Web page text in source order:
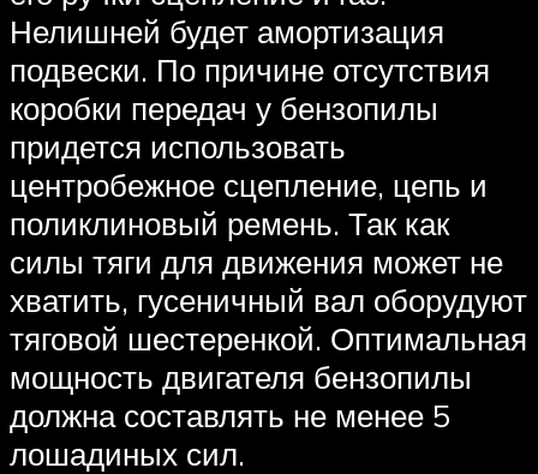
Нелишней будет амортизация
подвески. По причине отсутствия
коробки передач у бензопилы
придется использовать
центробежное сцепление, цепь и
поликлиновый ремень. Так как
силы тяги для движения может не
хватить, гусеничный вал оборудуют
тяговой шестеренкой. Оптимальная
мощность двигателя бензопилы
должна составлять не менее 5
лошадиных сил.